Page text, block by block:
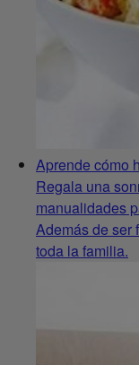
Aprende cómo
Regala una
manualidades
Además de ser
toda la familia.